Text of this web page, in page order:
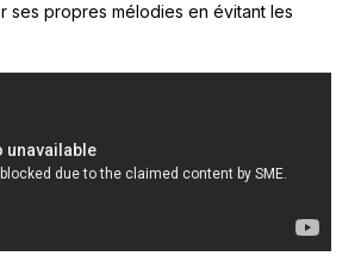
ses propres mélodies en évitant les